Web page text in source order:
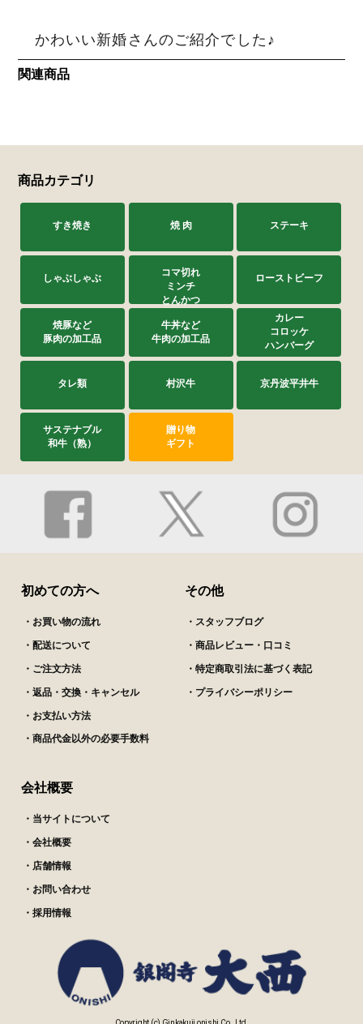
かわいい新婚さんのご紹介でした♪
関連商品
商品カテゴリ
すき焼き 焼 肉 ステーキ
しゃぶしゃぶ
コマ切れ
ミンチ
とんかつ
ローストビーフ
焼豚など
豚肉の加工品
牛丼など
牛肉の加工品
カレー
コロッケ
ハンバーグ
タレ類 村沢牛 京丹波平井牛
サステナブル
和牛（熟）
贈り物
ギフト
初めての方へ
・お買い物の流れ
・配送について
・ご注文方法
・返品・交換・キャンセル
・お支払い方法
・商品代金以外の必要手数料
その他
・スタッフブログ
・商品レビュー・口コミ
・特定商取引法に基づく表記
・プライバシーポリシー
会社概要
・当サイトについて
・会社概要
・店舗情報
・お問い合わせ
・採用情報